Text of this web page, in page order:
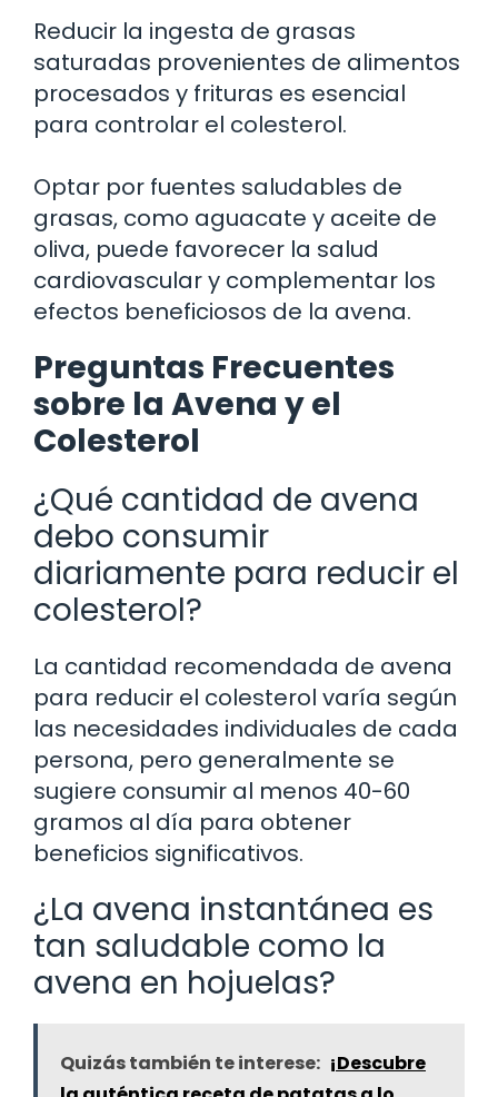
Reducir la ingesta de grasas
saturadas provenientes de alimentos
procesados y frituras es esencial
para controlar el colesterol.
Optar por fuentes saludables de
grasas, como aguacate y aceite de
oliva, puede favorecer la salud
cardiovascular y complementar los
efectos beneficiosos de la avena.
Preguntas Frecuentes
sobre la Avena y el
Colesterol
¿Qué cantidad de avena
debo consumir
diariamente para reducir el
colesterol?
La cantidad recomendada de avena
para reducir el colesterol varía según
las necesidades individuales de cada
persona, pero generalmente se
sugiere consumir al menos 40-60
gramos al día para obtener
beneficios significativos.
¿La avena instantánea es
tan saludable como la
avena en hojuelas?
Quizás también te interese: ¡Descubre